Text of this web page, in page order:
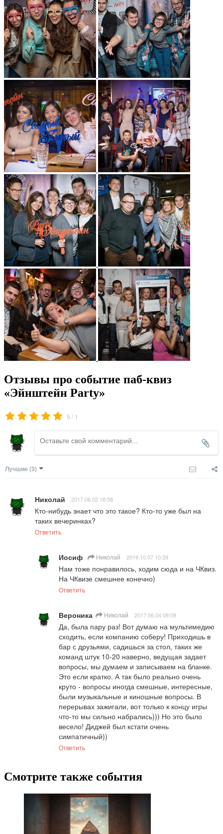
Отзывы про событие паб-квиз
«Эйнштейн Party»
5 / 1
Лучшие (3)
Николай 2017.06.02 18:58
Кто-нибудь знает что это такое? Кто-то уже был на
таких вечеринках?
Ответить
Иосиф Николай 2019.10.07 10:39
Нам тоже понравилось, ходим сюда и на ЧКвиз.
На ЧКвизе смешнее конечно)
Ответить
Вероника Николай 2017.06.04 09:08
Да, была пару раз! Вот думаю на мультимедию
сходить, если компанию соберу! Приходишь в
бар с друзьями, садишься за стол, таких же
команд штук 10-20 наверно, ведущая задает
вопросы, мы думаем и записываем на бланке.
Это если кратко. А так было реально очень
круто - вопросы иногда смешные, интересные,
были музыкальные и киношные вопросы. В
перерывах зажигали, вот только к концу игры
что-то мы сильно набрались))) Но это было
весело! Диджей был кстати очень
симпатичный))
Ответить
Смотрите также события